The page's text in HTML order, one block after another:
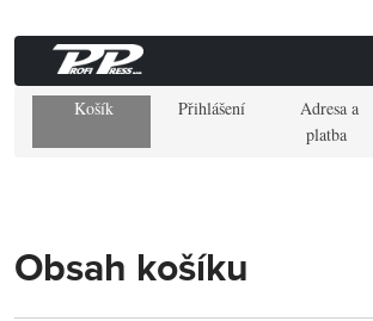
Košík Přihlášení
Adresa a
platba
Obsah košíku